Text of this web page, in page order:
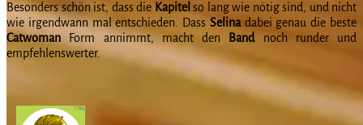
Besonders schön ist, dass die Kapitel so lang wie nötig sind, und nicht
wie irgendwann mal entschieden. Dass Selinadabei genau die beste
CatwomanForm annimmt, macht den Bandnoch runder und
empfehlenswerter.